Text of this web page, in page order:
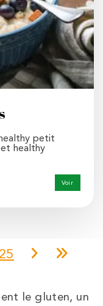
petit
healthy
Voir
25
le gluten, un